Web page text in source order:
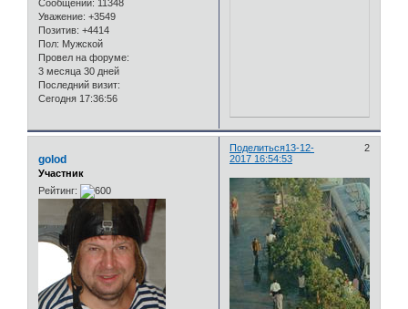
Сообщений: 11348
Уважение: +3549
Позитив: +4414
Пол: Мужской
Провел на форуме:
3 месяца 30 дней
Последний визит:
Сегодня 17:36:56
Поделиться 2
13-12-
2017 16:54:53
golod
Участник
Рейтинг: